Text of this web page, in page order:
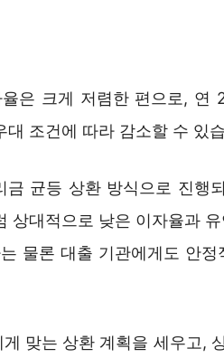
은 크게 저렴한 편으로, 연
대 조건에 따라 감소할 수 있
균등 상환 방식으로 진행
상대적으로 낮은 이자율과
물론 대출 기관에게도 안
맞는 상환 계획을 세우고,